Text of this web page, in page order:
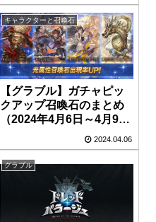
キャラクターと召喚石
【グラブル】ガチャピッ
クアップ召喚石のまとめ
（2024年4月6日～4月9
2024.04.06
グラブル